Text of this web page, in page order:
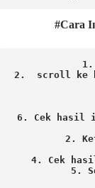
#Cara
1.
2.  scroll ke
6. Cek hasil
2.
4. Cek
5.